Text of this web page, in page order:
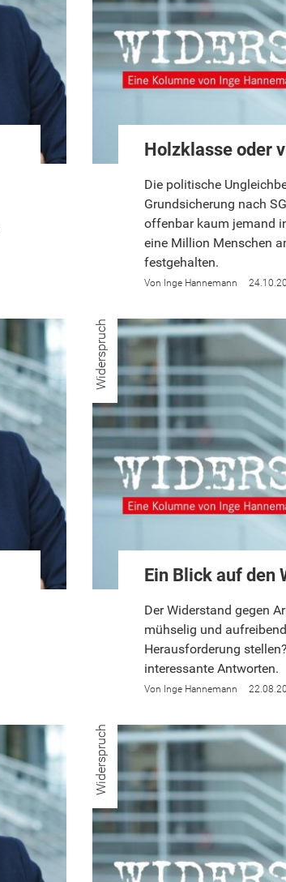
Holzklasse oder
Die politische
Grundsicherung nach
offenbar kaum jemand
eine Million Menschen
festgehalten.
Inge Hannemann
Widerspruch
Ein Blick auf den
Der Widerstand gegen
mühselig und
Herausforderung
interessante Antworten.
Inge Hannemann
Widerspruch